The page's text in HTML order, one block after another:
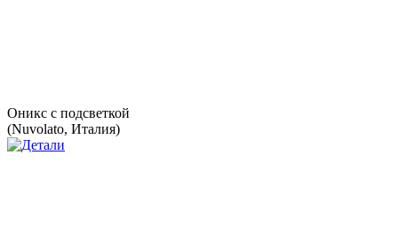
Оникс с подсветкой
(Nuvolato, Италия)